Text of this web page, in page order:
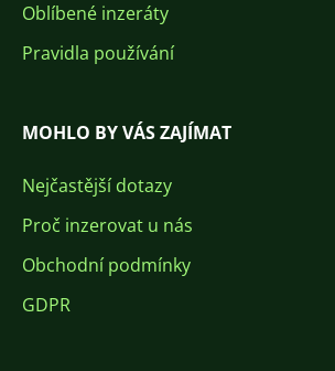
Oblíbené inzeráty
Pravidla používání
MOHLO BY VÁS ZAJÍMAT
Nejčastější dotazy
Proč inzerovat u nás
Obchodní podmínky
GDPR